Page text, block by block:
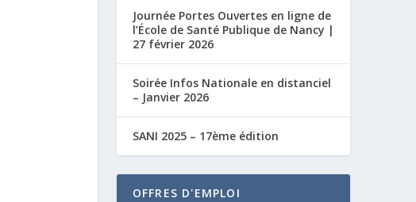
Journée Portes Ouvertes en ligne de
l’École de Santé Publique de Nancy |
27 février 2026
Soirée Infos Nationale en distanciel
– Janvier 2026
SANI 2025 – 17ème édition
OFFRES D'EMPLOI